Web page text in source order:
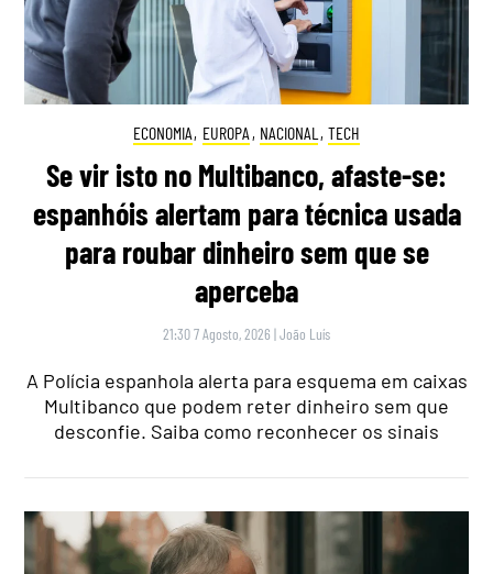
ECONOMIA, EUROPA , NACIONAL , TECH
Se vir isto no Multibanco, afaste-se:
espanhóis alertam para técnica usada
para roubar dinheiro sem que se
aperceba
21:30 7 Agosto, 2026 |João Luís
A Polícia espanhola alerta para esquema em caixas
Multibanco que podem reter dinheiro sem que
desconfie. Saiba como reconhecer os sinais